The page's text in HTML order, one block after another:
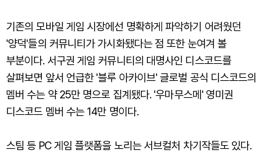
기존의 모바일 게임 시장에선 명확하게 파악하기 어려웠던
'양덕'들의 커뮤니티가 가시화됐다는 점 또한 눈여겨 볼
부분이다. 서구권 게임 커뮤니티의 대명사인 디스코드를
살펴보면 앞서 언급한 '블루 아카이브' 글로벌 공식 디스코드의
멤버 수는 약 25만 명으로 집계됐다. '우마무스메' 영미권
디스코드 멤버 수는 14만 명이다.
스팀 등 PC 게임 플랫폼을 노리는 서브컬처 차기작들도 있다.